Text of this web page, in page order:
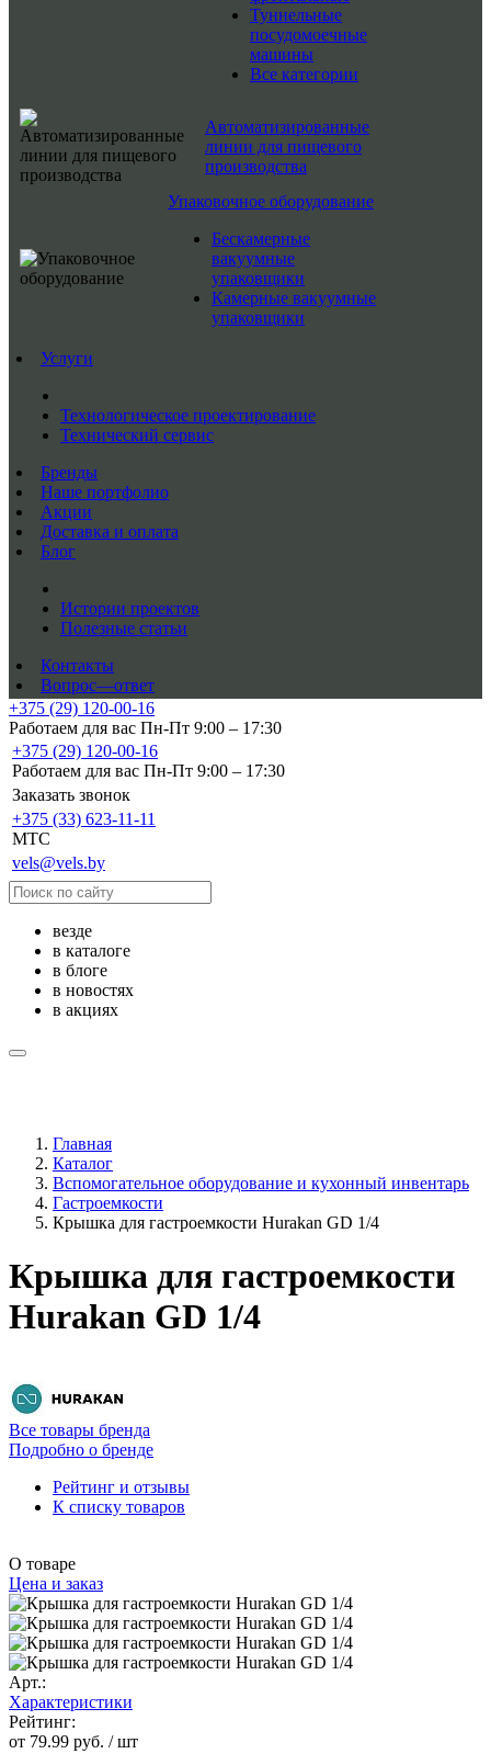
Туннельные
посудомоечные
машины
Все категории
Автоматизированные
линии для пищевого
производства
Упаковочное оборудование
Бескамерные
вакуумные
упаковщики
Камерные вакуумные
упаковщики
Услуги
Технологическое проектирование
Технический сервис
Бренды
Наше портфолио
Акции
Доставка и оплата
Блог
Истории проектов
Полезные статьи
Контакты
Вопрос—ответ
+375 (29) 120-00-16
Работаем для вас Пн-Пт 9:00 – 17:30
+375 (29) 120-00-16
Работаем для вас Пн-Пт 9:00 – 17:30
Заказать звонок
+375 (33) 623-11-11
MTC
vels@vels.by
везде
в каталоге
в блоге
в новостях
в акциях
Главная
Каталог
Вспомогательное оборудование и кухонный инвентарь
Гастроемкости
Крышка для гастроемкости Hurakan GD 1/4
Крышка для гастроемкости
Hurakan GD 1/4
Все товары бренда
Подробно о бренде
Рейтинг и отзывы
К списку товаров
О товаре
Цена и заказ
Арт.:
Характеристики
Рейтинг:
от 79.99 руб. / шт